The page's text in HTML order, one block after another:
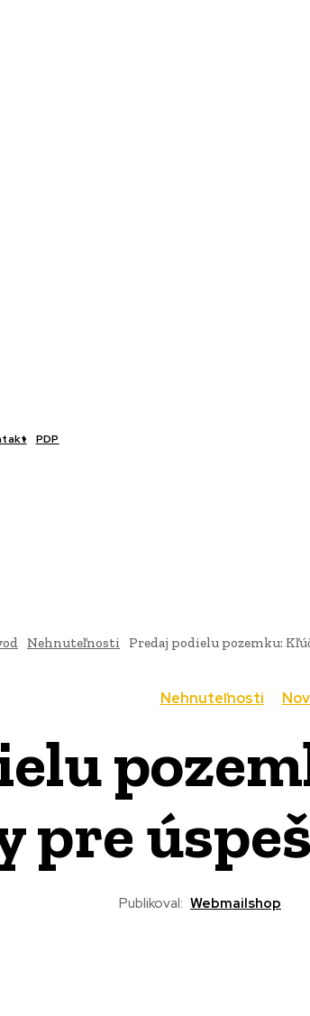
PDP
Nehnuteľnosti Predaj podielu pozemku:
Nehnuteľnosti
pre
Publikoval: Webmailshop